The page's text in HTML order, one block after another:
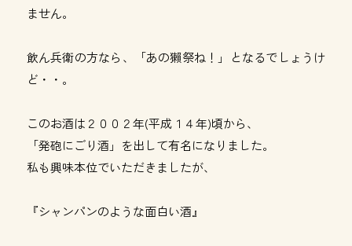
ません。
飲ん兵衛の方なら、「あの獺祭ね！」となるでしょうけ
ど・・。
このお酒は２００２年(平成１４年)頃から、
「発砲にごり酒」を出して有名になりました。
私も興味本位でいただきましたが、
『シャンパンのような面白い酒』